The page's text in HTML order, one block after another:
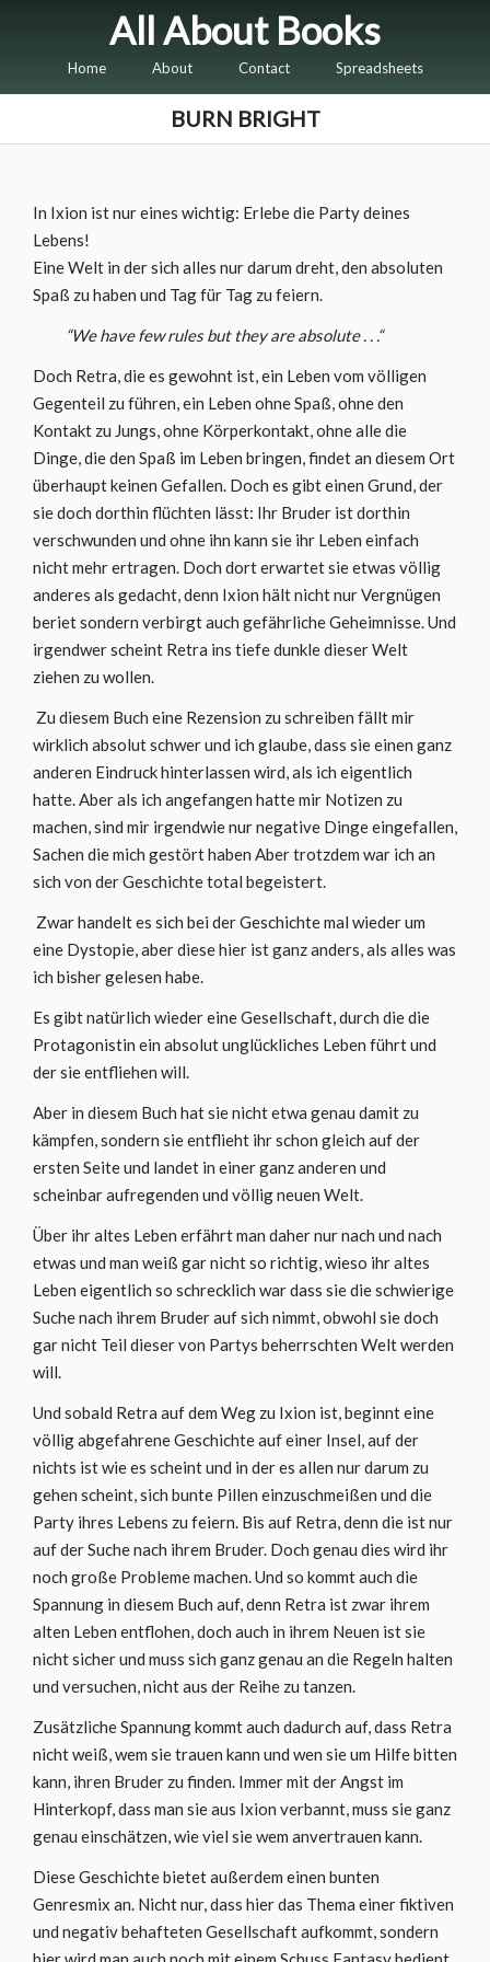
All About Books
Home About Contact Spreadsheets
BURN BRIGHT
In Ixion ist nur eines wichtig: Erlebe die Party deines
Lebens!
Eine Welt in der sich alles nur darum dreht, den absoluten
Spaß zu haben und Tag für Tag zu feiern.
“We have few rules but they are absolute . . .“
Doch Retra, die es gewohnt ist, ein Leben vom völligen
Gegenteil zu führen, ein Leben ohne Spaß, ohne den
Kontakt zu Jungs, ohne Körperkontakt, ohne alle die
Dinge, die den Spaß im Leben bringen, findet an diesem Ort
überhaupt keinen Gefallen. Doch es gibt einen Grund, der
sie doch dorthin flüchten lässt: Ihr Bruder ist dorthin
verschwunden und ohne ihn kann sie ihr Leben einfach
nicht mehr ertragen. Doch dort erwartet sie etwas völlig
anderes als gedacht, denn Ixion hält nicht nur Vergnügen
beriet sondern verbirgt auch gefährliche Geheimnisse. Und
irgendwer scheint Retra ins tiefe dunkle dieser Welt
ziehen zu wollen.
Zu diesem Buch eine Rezension zu schreiben fällt mir
wirklich absolut schwer und ich glaube, dass sie einen ganz
anderen Eindruck hinterlassen wird, als ich eigentlich
hatte. Aber als ich angefangen hatte mir Notizen zu
machen, sind mir irgendwie nur negative Dinge eingefallen,
Sachen die mich gestört haben Aber trotzdem war ich an
sich von der Geschichte total begeistert.
Zwar handelt es sich bei der Geschichte mal wieder um
eine Dystopie, aber diese hier ist ganz anders, als alles was
ich bisher gelesen habe.
Es gibt natürlich wieder eine Gesellschaft, durch die die
Protagonistin ein absolut unglückliches Leben führt und
der sie entfliehen will.
Aber in diesem Buch hat sie nicht etwa genau damit zu
kämpfen, sondern sie entflieht ihr schon gleich auf der
ersten Seite und landet in einer ganz anderen und
scheinbar aufregenden und völlig neuen Welt.
Über ihr altes Leben erfährt man daher nur nach und nach
etwas und man weiß gar nicht so richtig, wieso ihr altes
Leben eigentlich so schrecklich war dass sie die schwierige
Suche nach ihrem Bruder auf sich nimmt, obwohl sie doch
gar nicht Teil dieser von Partys beherrschten Welt werden
will.
Und sobald Retra auf dem Weg zu Ixion ist, beginnt eine
völlig abgefahrene Geschichte auf einer Insel, auf der
nichts ist wie es scheint und in der es allen nur darum zu
gehen scheint, sich bunte Pillen einzuschmeißen und die
Party ihres Lebens zu feiern. Bis auf Retra, denn die ist nur
auf der Suche nach ihrem Bruder. Doch genau dies wird ihr
noch große Probleme machen. Und so kommt auch die
Spannung in diesem Buch auf, denn Retra ist zwar ihrem
alten Leben entflohen, doch auch in ihrem Neuen ist sie
nicht sicher und muss sich ganz genau an die Regeln halten
und versuchen, nicht aus der Reihe zu tanzen.
Zusätzliche Spannung kommt auch dadurch auf, dass Retra
nicht weiß, wem sie trauen kann und wen sie um Hilfe bitten
kann, ihren Bruder zu finden. Immer mit der Angst im
Hinterkopf, dass man sie aus Ixion verbannt, muss sie ganz
genau einschätzen, wie viel sie wem anvertrauen kann.
Diese Geschichte bietet außerdem einen bunten
Genresmix an. Nicht nur, dass hier das Thema einer fiktiven
und negativ behafteten Gesellschaft aufkommt, sondern